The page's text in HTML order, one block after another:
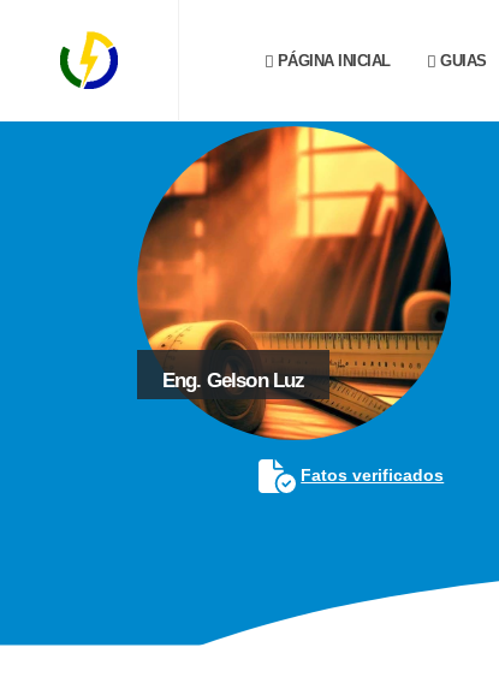
PÁGINA INICIAL GUIAS
Eng. Gelson Luz
Fatos verificados